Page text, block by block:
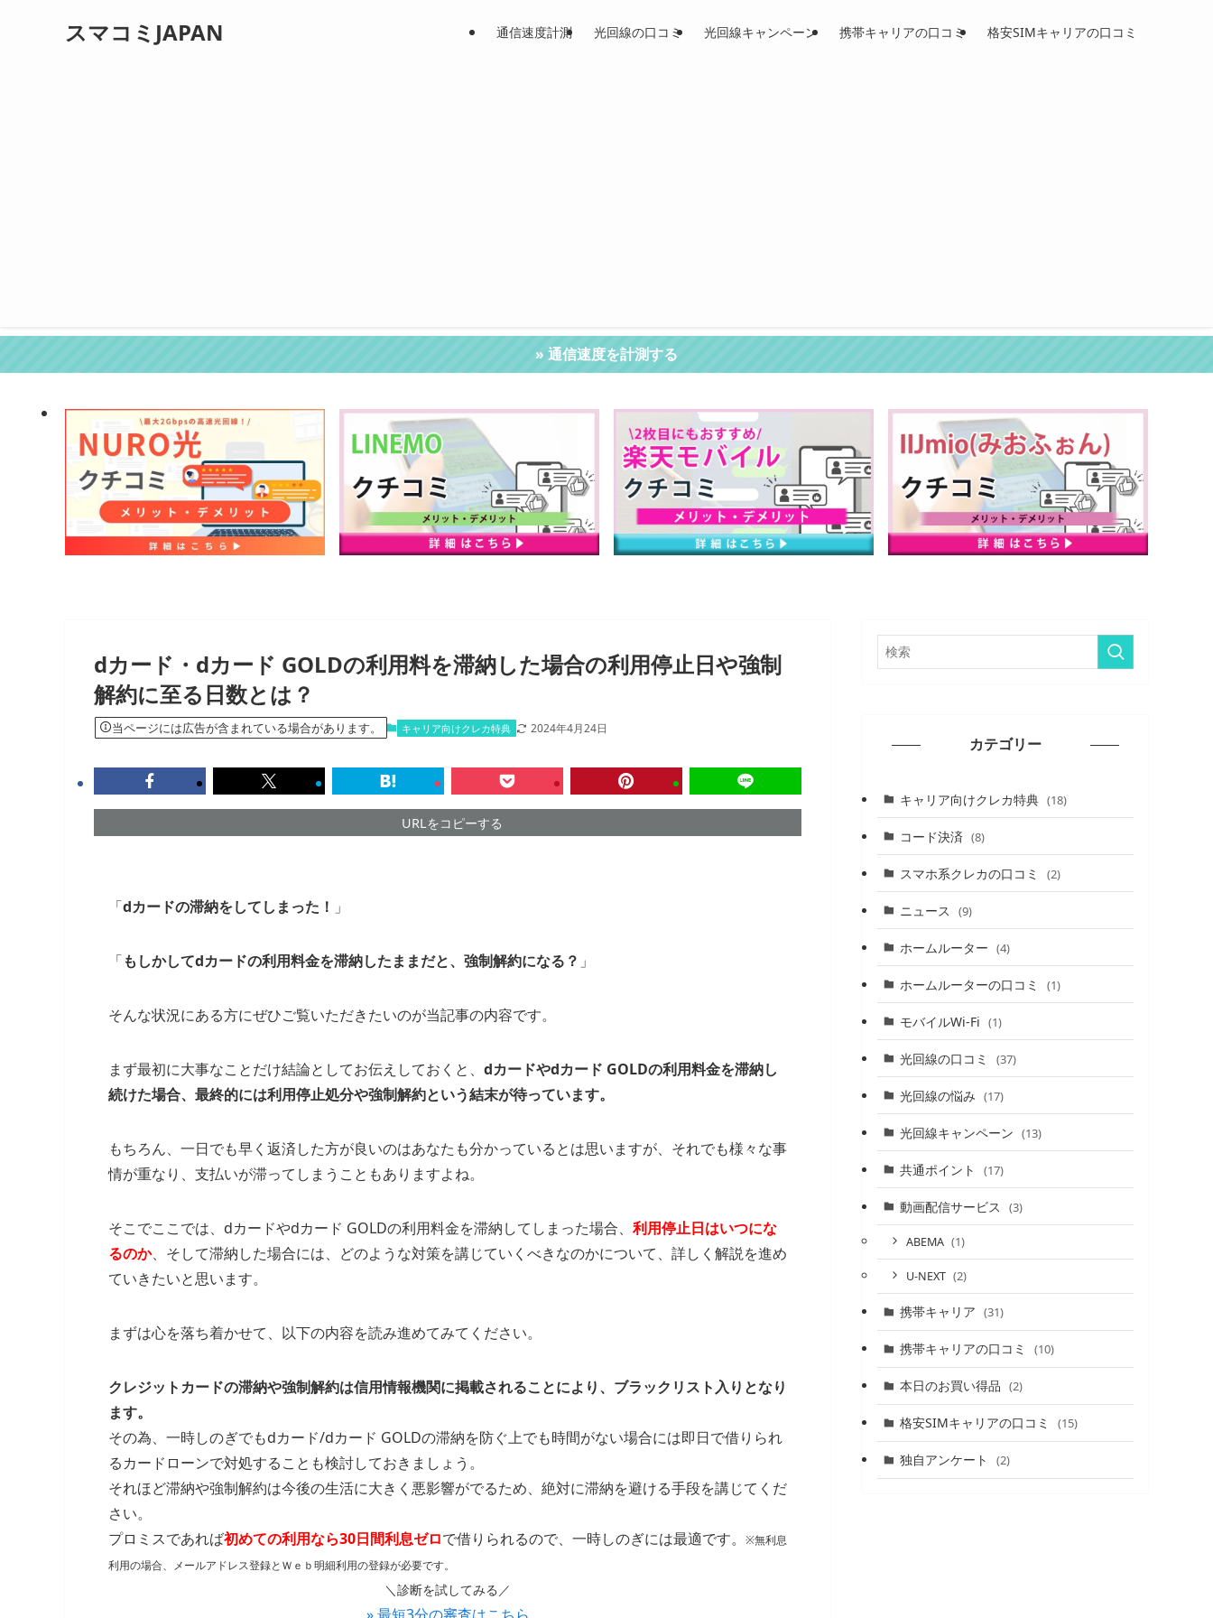
スマコミJAPAN 通信速度計測 光回線の口コミ 光回線キャンペーン 携帯キャリアの口コミ 格安SIMキャリアの口コミ
» 通信速度を計測する
dカード・dカード GOLDの利用料を滞納した場合の利用停止日や強制
解約に至る日数とは？
当ページには広告が含まれている場合があります。 キャリア向けクレカ特典 2024年4月24日
URLをコピーする
「dカードの滞納をしてしまった！ 」
「もしかしてdカードの利用料金を滞納したままだと、強制解約になる？ 」
そんな状況にある方にぜひご覧いただきたいのが当記事の内容です。
まず最初に大事なことだけ結論としてお伝えしておくと、 dカードやdカード GOLDの利用料金を滞納し
続けた場合、最終的には利用停止処分や強制解約という結末が待っています。
もちろん、一日でも早く返済した方が良いのはあなたも分かっているとは思いますが、それでも様々な事
情が重なり、支払いが滞ってしまうこともありますよね。
そこでここでは、dカードやdカード GOLDの利用料金を滞納してしまった場合、 利用停止日はいつにな
るのか、そして滞納した場合には、どのような対策を講じていくべきなのかについて、詳しく解説を進め
ていきたいと思います。
まずは心を落ち着かせて、以下の内容を読み進めてみてください。
クレジットカードの滞納や強制解約は信用情報機関に掲載されることにより、ブラックリスト入りとなり
ます。
その為、一時しのぎでもdカード/dカード GOLDの滞納を防ぐ上でも時間がない場合には即日で借りられ
るカードローンで対処することも検討しておきましょう。
それほど滞納や強制解約は今後の生活に大きく悪影響がでるため、絶対に滞納を避ける手段を講じてくだ
さい。
プロミスであれば初めての利用なら30日間利息ゼロで借りられるので、一時しのぎには最適です。
※無利息
利用の場合、メールアドレス登録とＷｅｂ明細利用の登録が必要です。
＼診断を試してみる／
カテゴリー
キャリア向けクレカ特典 (18)
コード決済 (8)
スマホ系クレカの口コミ (2)
ニュース (9)
ホームルーター (4)
ホームルーターの口コミ (1)
モバイルWi-Fi (1)
光回線の口コミ (37)
光回線の悩み (17)
光回線キャンペーン (13)
共通ポイント (17)
動画配信サービス (3)
ABEMA (1)
U-NEXT (2)
携帯キャリア (31)
携帯キャリアの口コミ (10)
本日のお買い得品 (2)
格安SIMキャリアの口コミ (15)
独自アンケート (2)